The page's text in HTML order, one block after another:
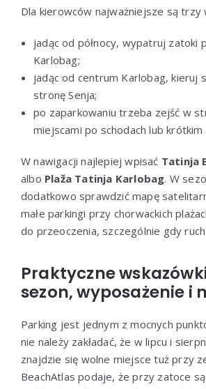
Dla kierowców najważniejsze są trzy
jadąc od północy, wypatruj zatoki
Karlobag;
jadąc od centrum Karlobag, kieruj
stronę Senja;
po zaparkowaniu trzeba zejść w
miejscami po schodach lub
W nawigacji najlepiej wpisać Tatinja
albo Plaža Tatinja Karlobag. W
dodatkowo sprawdzić mapę
małe parkingi przy chorwackich
do przeoczenia, szczególnie gdy
Praktyczne
sezon, wyposażenie i
Parking jest jednym z mocnych
nie należy zakładać, że w lipcu i
znajdzie się wolne miejsce tuż przy
BeachAtlas podaje, że przy zatoce